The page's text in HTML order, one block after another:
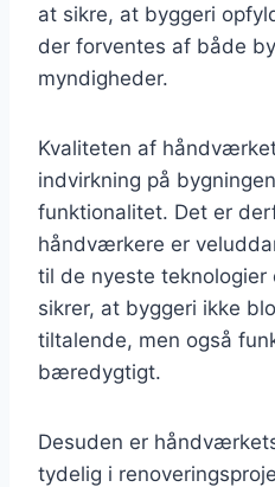
at sikre, at byggeri
der forventes af både
myndigheder.
Kvaliteten af
indvirkning på
funktionalitet. Det er
håndværkere er
til de nyeste teknologier
sikrer, at byggeri ikke
tiltalende, men også
bæredygtigt.
Desuden er
tydelig i